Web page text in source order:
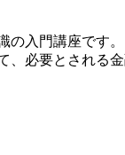
入門講座です
必要とされる